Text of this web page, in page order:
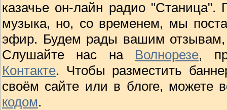
казачье он-лайн радио "Станица".
музыка, но, со временем, мы
эфир. Будем рады вашим
Слушайте нас на Волнорезе,
Контакте. Чтобы разместить
своём сайте или в блоге, можете
кодом.